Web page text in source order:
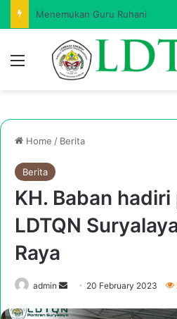
Menemukan Guru Ruhani
Menu
Home / Berita
Berita
KH. Baban
LDTQN
Raya
admin
Send 20 February 2023